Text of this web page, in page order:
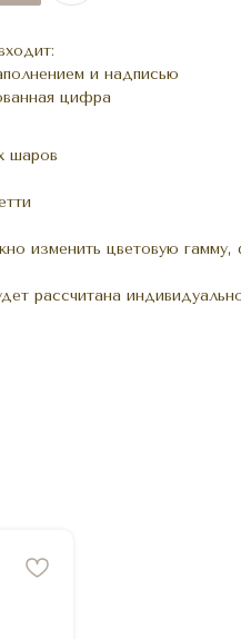
и надписью
цифра
шаров
изменить цветовую
рассчитана